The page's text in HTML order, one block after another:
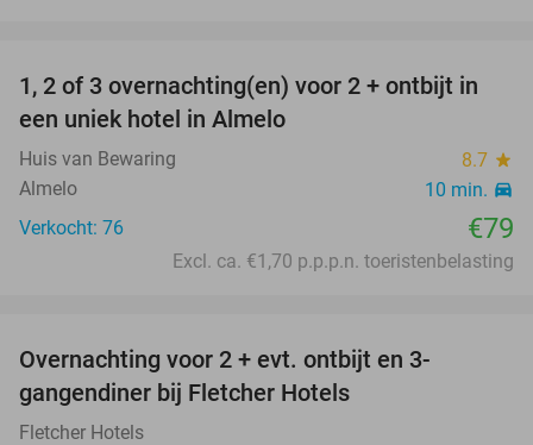
1, 2 of 3 overnachting(en) voor 2 + ontbijt in
een uniek hotel in Almelo
Huis van Bewaring 8.7 star
Almelo 10 min. directions_car
Verkocht: 76 €79
Excl. ca. €1,70 p.p.p.n. toeristenbelasting
Overnachting voor 2 + evt. ontbijt en 3-
gangendiner bij Fletcher Hotels
Fletcher Hotels